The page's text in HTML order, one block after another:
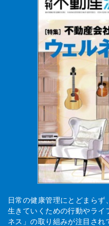
日常の健康管理にとどまら
生きていくための行動やライ
ネス」の取り組みが注目さ